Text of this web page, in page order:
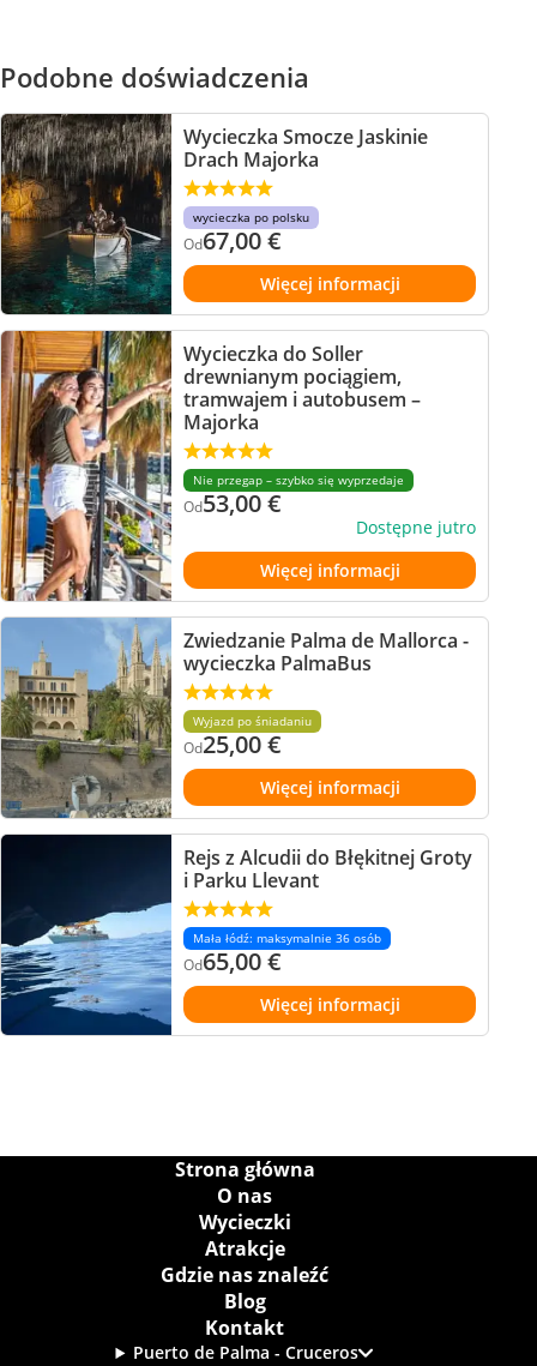
Podobne doświadczenia
Wycieczka Smocze Jaskinie
Drach Majorka
wycieczka po polsku
Od67,00€
Więcej informacji
Wycieczka do Soller
drewnianym pociągiem,
tramwajem i autobusem –
Majorka
Nie przegap – szybko się wyprzedaje
Od53,00€
Dostępne jutro
Więcej informacji
Zwiedzanie Palma de Mallorca -
wycieczka PalmaBus
Wyjazd po śniadaniu
Od25,00€
Więcej informacji
Rejs z Alcudii do Błękitnej Groty
i Parku Llevant
Mała łódź: maksymalnie 36 osób
Od65,00€
Więcej informacji
Strona główna
O nas
Wycieczki
Atrakcje
Gdzie nas znaleźć
Blog
Kontakt
Puerto de Palma - Cruceros